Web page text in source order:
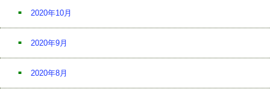
2020年10月
2020年9月
2020年8月